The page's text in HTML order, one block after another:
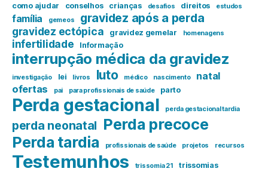
como ajudar conselhos crianças desafios direitos estudos
família gemeos gravidez após a perda
gravidez ectópica gravidez gemelar homenagens
infertilidade Informação
interrupção médica da gravidez
investigação lei livros luto médico nascimento natal
ofertas pai para profissionais de saúde parto
Perda gestacional perda gestacional tardia
perda neonatal Perda precoce
Perda tardia
profissionais de saúde projetos recursos
Testemunhos trissomia 21 trissomias